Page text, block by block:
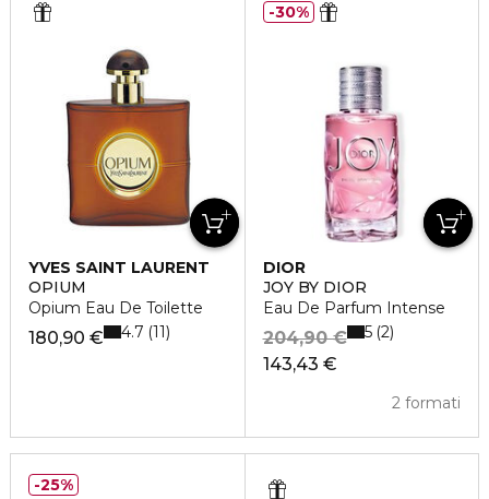
YVES SAINT LAURENT
OPIUM
Opium Eau De Toilette
180,90 € 4.7 11
DIOR
JOY BY DIOR
Eau De Parfum Intense
143,43 €
204,90 €
2 formati
5 2
30%
25%